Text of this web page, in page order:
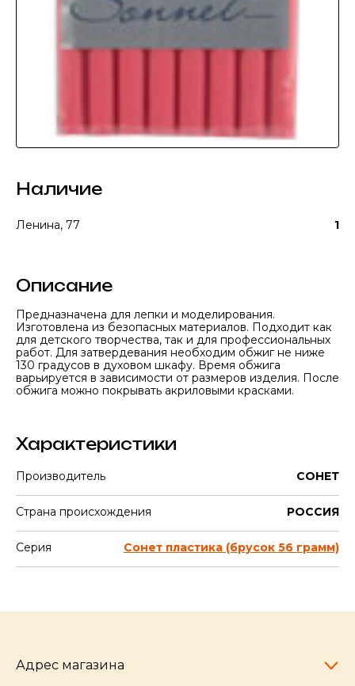
Наличие
Ленина, 77 1
Описание
Предназначена для лепки и моделирования.
Изготовлена из безопасных материалов. Подходит как
для детского творчества, так и для профессиональных
работ. Для затвердевания необходим обжиг не ниже
130 градусов в духовом шкафу. Время обжига
варьируется в зависимости от размеров изделия. После
обжига можно покрывать акриловыми красками.
Характеристики
Производитель СОНЕТ
Страна происхождения РОССИЯ
Серия Сонет пластика (брусок 56 грамм)
Адрес магазина